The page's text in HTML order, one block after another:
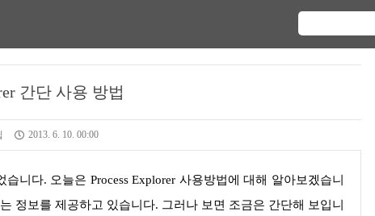
간단 사용 방법
2013. 6. 10. 00:00
정보를 제공하고 있습니다. 그러나 보면 조금은 간단해 보입니